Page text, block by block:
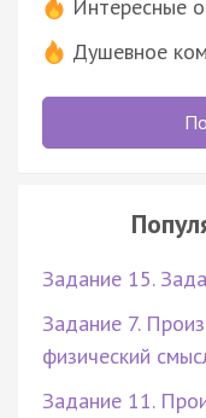
Интересные
Душевное
Задание 15.
Задание 7.
физический
Задание 11.